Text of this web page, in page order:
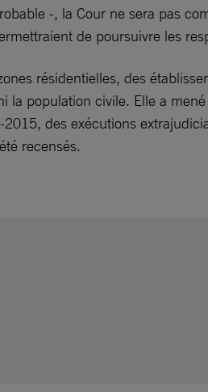
-, la Cour ne sera pas
de poursuivre les
résidentielles, des
la population civile. Elle a
des exécutions
recensés.